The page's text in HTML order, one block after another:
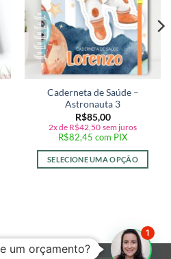
Caderneta de Saúde –
Astronauta 3
R$85,00
2x de R$42,50 sem juros
R$82,45 com PIX
SELECIONE UMA OPÇÃO
um orçamento?
1